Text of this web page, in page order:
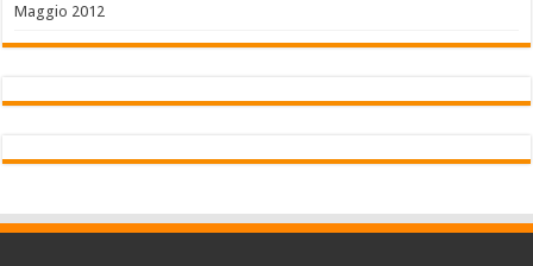
Maggio 2012